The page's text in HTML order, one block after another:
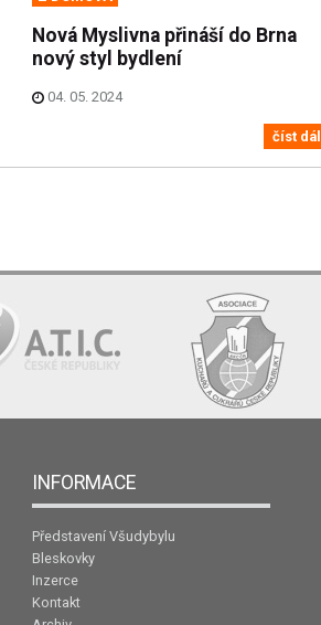
Nová Myslivna přináší do Brna
nový styl bydlení
04. 05. 2024
číst dál
INFORMACE
Představení Všudybylu
Bleskovky
Inzerce
Kontakt